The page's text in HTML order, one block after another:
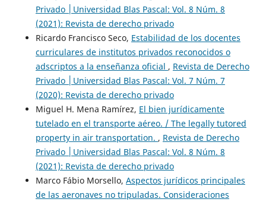
Privado │Universidad Blas Pascal: Vol. 8 Núm. 8
(2021): Revista de derecho privado
Ricardo Francisco Seco, Estabilidad de los docentes
curriculares de institutos privados reconocidos o
adscriptos a la enseñanza oficial , Revista de Derecho
Privado │Universidad Blas Pascal: Vol. 7 Núm. 7
(2020): Revista de derecho privado
Miguel H. Mena Ramírez, El bien jurídicamente
tutelado en el transporte aéreo. / The legally tutored
property in air transportation. , Revista de Derecho
Privado │Universidad Blas Pascal: Vol. 8 Núm. 8
(2021): Revista de derecho privado
Marco Fábio Morsello, Aspectos jurídicos principales
de las aeronaves no tripuladas. Consideraciones